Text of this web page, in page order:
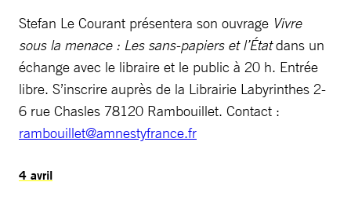
Stefan Le Courant présentera son ouvrage Vivre
sous la menace : Les sans-papiers et l’Étatdans un
échange avec le libraire et le public à 20 h. Entrée
libre. S’inscrire auprès de la Librairie Labyrinthes 2-
6 rue Chasles 78120 Rambouillet. Contact :
rambouillet@amnestyfrance.fr
4 avril